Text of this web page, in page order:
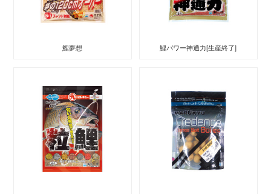
鯉夢想 鯉パワー神通力[生産終了]